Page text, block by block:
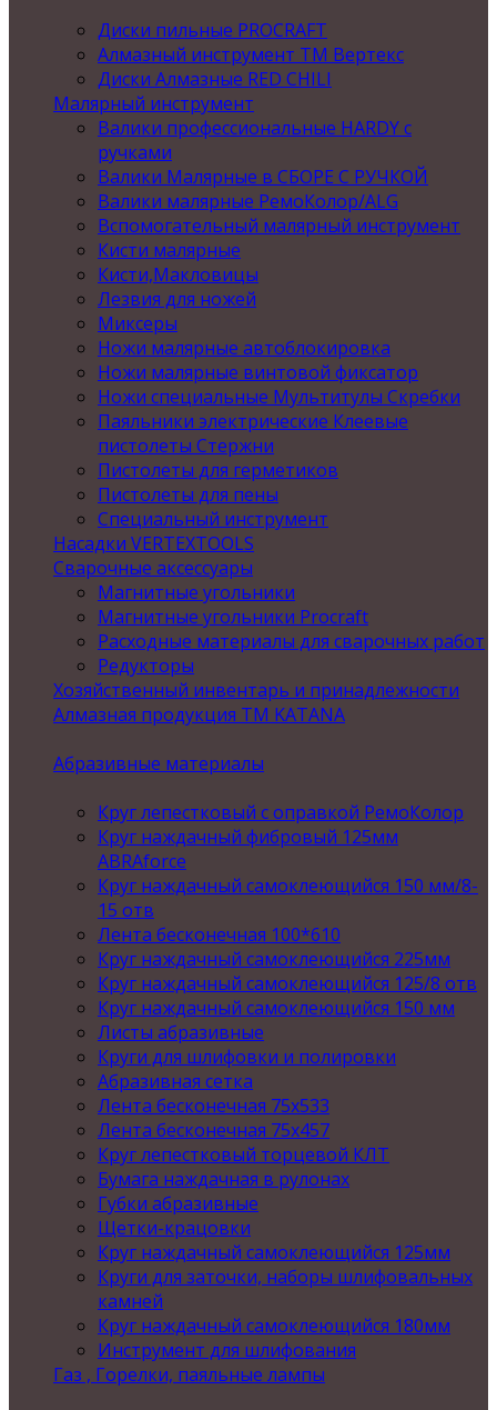
Диски пильные PROCRAFT
Алмазный инструмент ТМ Вертекс
Диски Алмазные RED CHILI
Малярный инструмент
Валики профессиональные HARDY с
ручками
Валики Малярные в СБОРЕ С РУЧКОЙ
Валики малярные РемоКолор/ALG
Вспомогательный малярный инструмент
Кисти малярные
Кисти,Макловицы
Лезвия для ножей
Миксеры
Ножи малярные автоблокировка
Ножи малярные винтовой фиксатор
Ножи специальные Мультитулы Скребки
Паяльники электрические Клеевые
пистолеты Стержни
Пистолеты для герметиков
Пистолеты для пены
Специальный инструмент
Насадки VERTEXTOOLS
Сварочные аксессуары
Магнитные угольники
Магнитные угольники Procraft
Расходные материалы для сварочных работ
Редукторы
Хозяйственный инвентарь и принадлежности
Алмазная продукция ТМ KATANA
Абразивные материалы
Круг лепестковый с оправкой РемоКолор
Круг наждачный фибровый 125мм
ABRAforce
Круг наждачный самоклеющийся 150 мм/8-
15 отв
Лента бесконечная 100*610
Круг наждачный самоклеющийся 225мм
Круг наждачный самоклеющийся 125/8 отв
Круг наждачный самоклеющийся 150 мм
Листы абразивные
Круги для шлифовки и полировки
Абразивная сетка
Лента бесконечная 75х533
Лента бесконечная 75х457
Круг лепестковый торцевой КЛТ
Бумага наждачная в рулонах
Губки абразивные
Щетки-крацовки
Круг наждачный самоклеющийся 125мм
Круги для заточки, наборы шлифовальных
камней
Круг наждачный самоклеющийся 180мм
Инструмент для шлифования
Газ , Горелки, паяльные лампы